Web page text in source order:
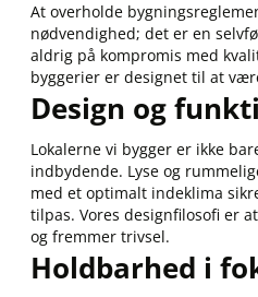
At overholde
nødvendighed; det er en
aldrig på kompromis med
byggerier er designet til at
Design og
Lokalerne vi bygger er ikke
indbydende. Lyse og
med et optimalt indeklima
tilpas. Vores designfilosofi er
og fremmer trivsel.
Holdbarhed i